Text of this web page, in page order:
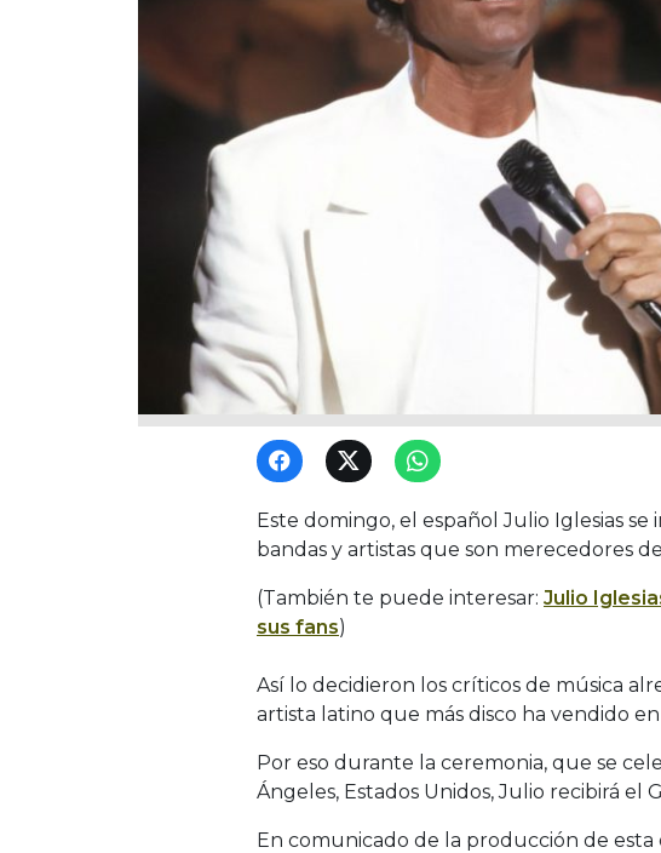
Este domingo, el español Julio Iglesias
bandas y artistas que son merecedores
(También te puede interesar: Julio
sus fans)
Así lo decidieron los críticos de música
artista latino que más disco ha vendido
Por eso durante la ceremonia, que se
Ángeles, Estados Unidos, Julio recibirá
En comunicado de la producción de